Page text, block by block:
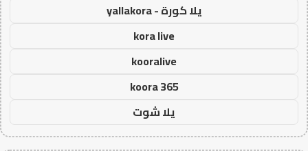
يلا كورة - yallakora
kora live
kooralive
koora 365
يلا شوت